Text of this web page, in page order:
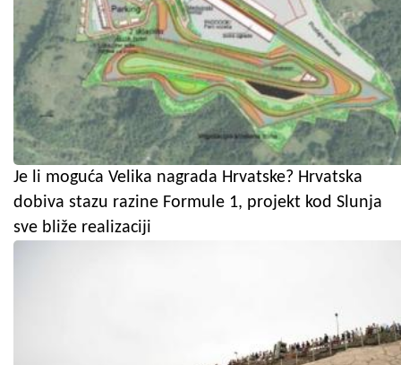
Je li moguća Velika nagrada Hrvatske? Hrvatska
dobiva stazu razine Formule 1, projekt kod Slunja
sve bliže realizaciji